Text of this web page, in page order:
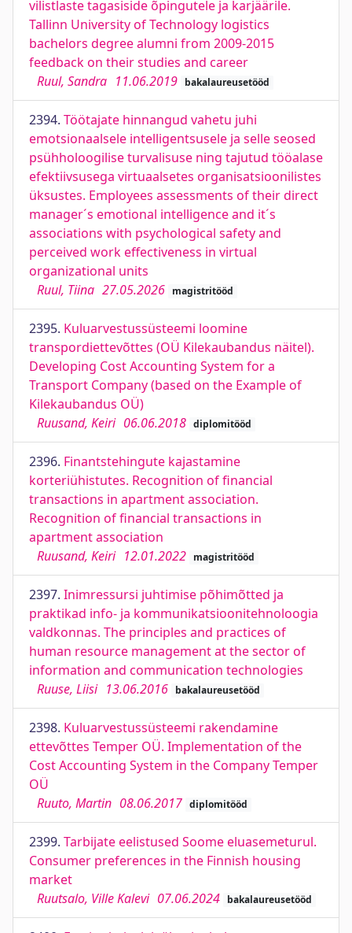
vilistlaste tagasiside õpingutele ja karjäärile.
Tallinn University of Technology logistics
bachelors degree alumni from 2009-2015
feedback on their studies and career
Ruul, Sandra 11.06.2019 bakalaureusetööd
2394. Töötajate hinnangud vahetu juhi
emotsionaalsele intelligentsusele ja selle seosed
psühholoogilise turvalisuse ning tajutud tööalase
efektiivsusega virtuaalsetes organisatsioonilistes
üksustes. Employees assessments of their direct
manager´s emotional intelligence and it´s
associations with psychological safety and
perceived work effectiveness in virtual
organizational units
Ruul, Tiina 27.05.2026 magistritööd
2395. Kuluarvestussüsteemi loomine
transpordiettevõttes (OÜ Kilekaubandus näitel).
Developing Cost Accounting System for a
Transport Company (based on the Example of
Kilekaubandus OÜ)
Ruusand, Keiri 06.06.2018 diplomitööd
2396. Finantstehingute kajastamine
korteriühistutes. Recognition of financial
transactions in apartment association.
Recognition of financial transactions in
apartment association
Ruusand, Keiri 12.01.2022 magistritööd
2397. Inimressursi juhtimise põhimõtted ja
praktikad info- ja kommunikatsioonitehnoloogia
valdkonnas. The principles and practices of
human resource management at the sector of
information and communication technologies
Ruuse, Liisi 13.06.2016 bakalaureusetööd
2398. Kuluarvestussüsteemi rakendamine
ettevõttes Temper OÜ. Implementation of the
Cost Accounting System in the Company Temper
OÜ
Ruuto, Martin 08.06.2017 diplomitööd
2399. Tarbijate eelistused Soome eluasemeturul.
Consumer preferences in the Finnish housing
market
Ruutsalo, Ville Kalevi 07.06.2024 bakalaureusetööd